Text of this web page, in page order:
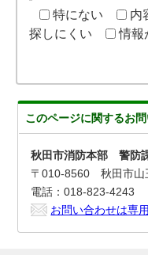
特にない
内
探しにくい
情報
このページに関するお
秋田市消防本部 警防
〒010-8560 秋田市
電話：018-823-4243
お問い合わせは専